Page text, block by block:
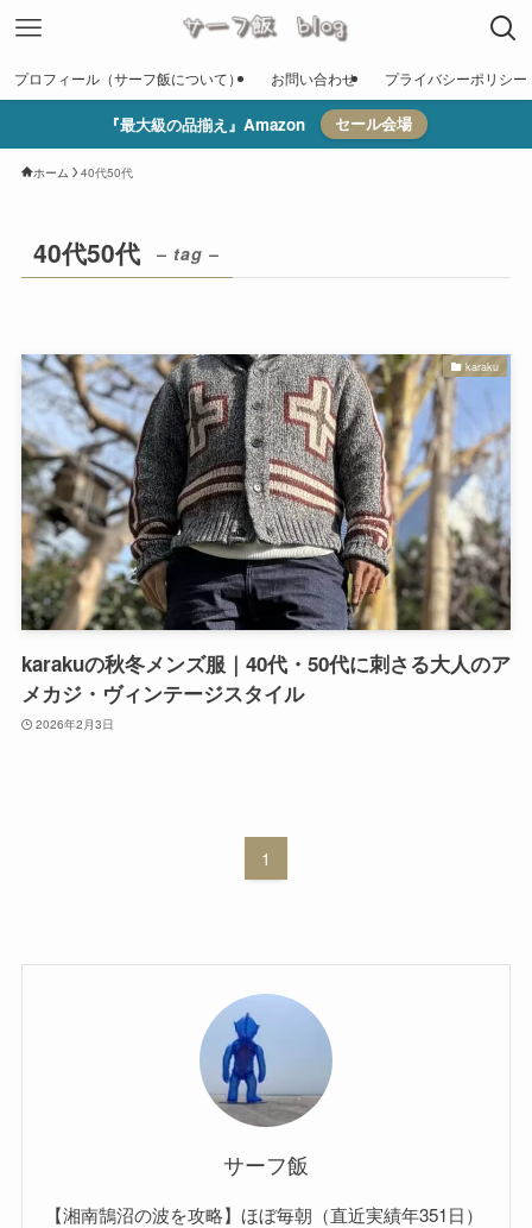
プロフィール（サーフ飯について） お問い合わせ プライバシーポリシー
『最大級の品揃え』Amazon セール会場
ホーム 40代50代
40代50代 – tag –
karaku
karakuの秋冬メンズ服｜40代・50代に刺さる大人のア
メカジ・ヴィンテージスタイル
2026年2月3日
1
サーフ飯
【湘南鵠沼の波を攻略】ほぼ毎朝（直近実績年351日）